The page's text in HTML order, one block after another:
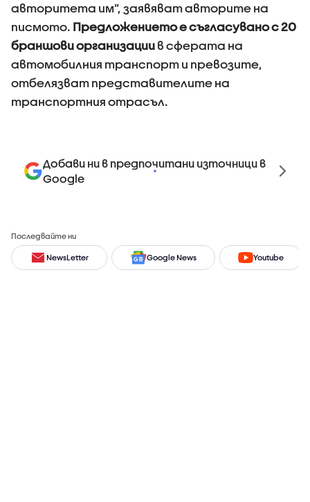
авторитета им”, заявяват авторите на
писмото. Предложението е съгласувано с 20
браншови организации в сферата на
автомобилния транспорт и превозите,
отбелязват представителите на
транспортния отрасъл.
Добави ни в предпочитани източници в
Google
Последвайте ни
NewsLetter Google News Youtube